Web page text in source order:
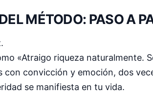
MÉTODO: PASO A
«Atraigo riqueza naturalmente.
con convicción y emoción, dos
se manifiesta en tu vida.